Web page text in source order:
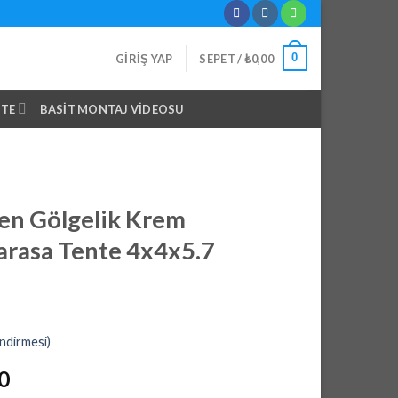
GIRIŞ YAP SEPET /₺0,00 0
BASIT MONTAJ VIDEOSU
Gölgelik Krem
Tente 4x4x5.7
Şu